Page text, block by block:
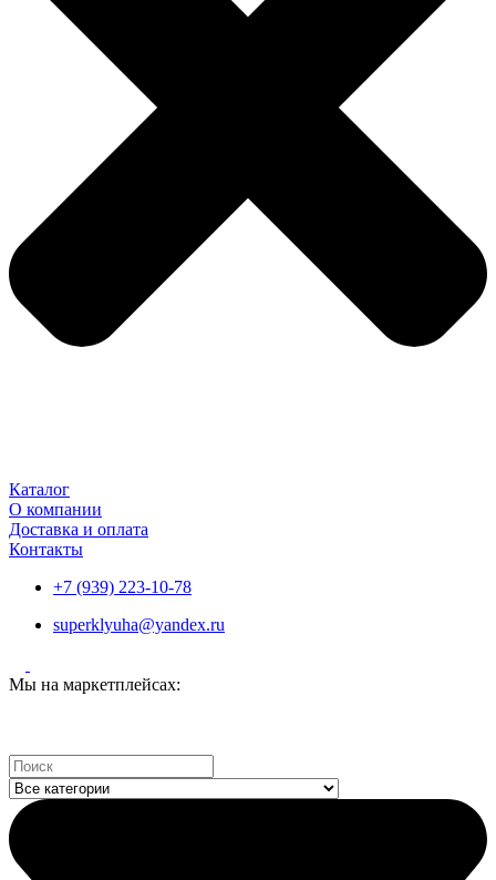
Каталог
О компании
Доставка и оплата
Контакты
+7 (939) 223-10-78
superklyuha@yandex.ru
Мы на маркетплейсах:
Search
...